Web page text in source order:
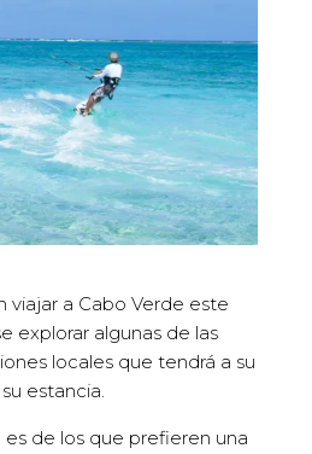
viajar a Cabo Verde este
explorar algunas de las
locales que tendrá a su
estancia.
de los que prefieren una